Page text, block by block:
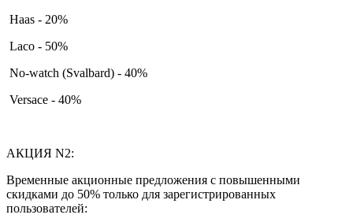
Haas - 20%
Laco - 50%
No-watch (Svalbard) - 40%
Versace - 40%
АКЦИЯ N2:
Временные акционные предложения с повышенными
скидками до 50% только для зарегистрированных
пользователей: